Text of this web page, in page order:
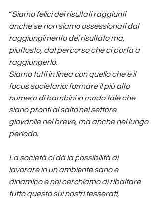
“Siamo felici dei risultati raggiunti
anche se non siamo ossessionati dal
raggiungimento del risultato ma,
piuttosto, dal percorso che ci porta a
raggiungerlo.
Siamo tutti in linea con quello che è il
focus societario: formare il più alto
numero di bambini in modo tale che
siano pronti al salto nel settore
giovanile nel breve, ma anche nel lungo
periodo.
La società ci dà la possibilità di
lavorare in un ambiente sano e
dinamico e noi cerchiamo di ribaltare
tutto questo sui nostri tesserati,